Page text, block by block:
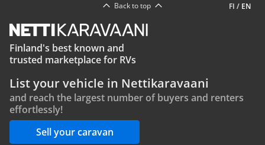
FI / EN
Back to top
Finland's best known and
trusted marketplace for RVs
List your vehicle in Nettikaravaani
and reach the largest number of buyers and renters
effortlessly!
Sell your caravan